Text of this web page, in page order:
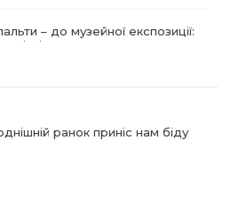
– до музейної експозиції:
стали частиною
громаді вшанували людей
громади
навички
ранок приніс нам біду